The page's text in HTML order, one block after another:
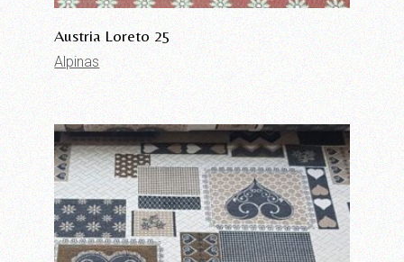
Austria Loreto 25
Alpinas